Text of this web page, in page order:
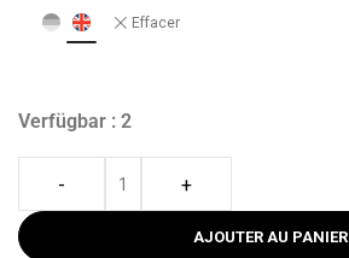
Effacer
Verfügbar : 2
- +
AJOUTER AU PANIER